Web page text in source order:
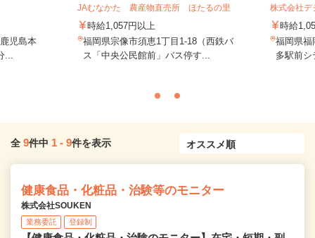
児島本
JAむなかた 農産物直売所 ほたるの里
時給1,057円以上
福岡県宗像市須恵1丁目1-18（西鉄バ
ス「中央公民館前」バス停す...
株式会社
時給
福岡県福
多駅前
全 9件中 1 - 9件を表示
健康食品・化粧品・治験等のモニター
株式会社SOUKEN
業務委託 登録制